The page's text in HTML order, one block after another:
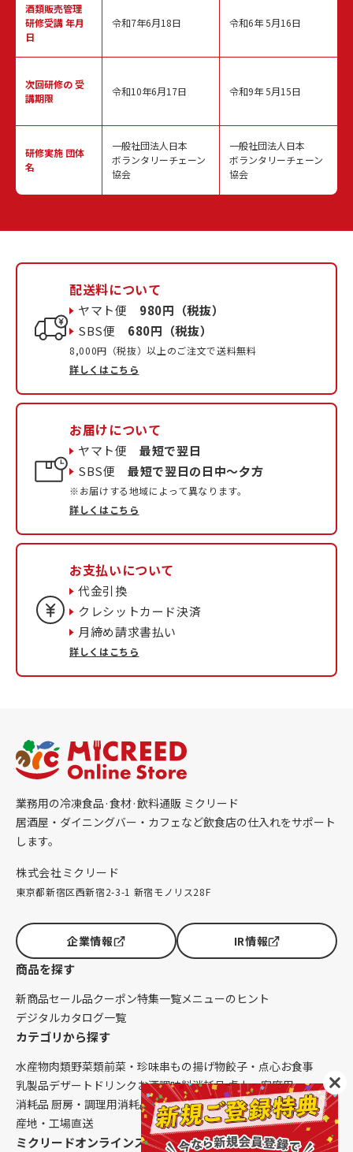
酒類販売管理
研修受講 年月
日
次回研修の受
講期限
研修実施 団体
名
令和7年6月18日
令和10年6月17日
一般社団法人日本
ボランタリーチェーン
協会
令和6年 5月16日
令和9年 5月15日
一般社団法人日本
ボランタリーチェーン
協会
配送料について
ヤマト便 980円（税抜）
SBS便 680円（税抜）
8,000円（税抜）以上のご注文で送料無料
詳しくはこちら
お届けについて
ヤマト便最短で翌日
SBS便最短で翌日の日中〜夕方
※お届けする地域によって異なります。
詳しくはこちら
お支払いについて
代金引換
クレシットカード決済
月締め請求書払い
詳しくはこちら
業務用の冷凍食品·食材·飲料通販 ミクリード
居酒屋・ダイニングバー・カフェなど飲食店の仕入れをサポート
します。
株式会社ミクリード
東京都新宿区西新宿2-3-1 新宿モノリス28F
企業情報 IR情報
商品を探す
新商品セール品クーポン特集一覧メニューのヒント
デジタルカタログ一覧
カテゴリから探す
水産物肉類野菜類前菜・珍味串もの揚げ物餃子・点心お食事
乳製品デザート ドリンク お酒調味料消耗品 卓上・客席用
消耗品 厨房・調理用消耗品 クレンリネス生鮮品（配送便限定）
産地・工場直送
ミクリードオンラインストアについて